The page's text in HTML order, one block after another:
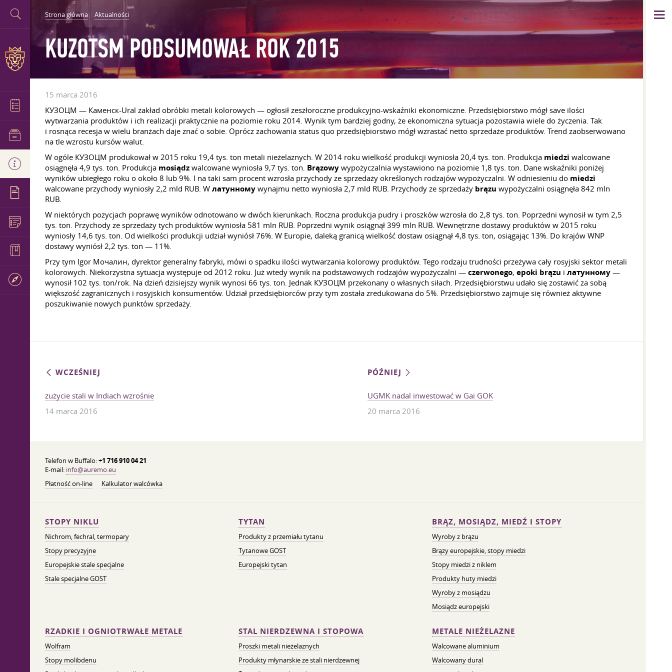
Strona główna Aktualności
KUZOTSM PODSUMOWAŁ ROK 2015
15 marca 2016
КУЗОЦМ — Каменск-Ural zakład obróbki metali kolorowych — ogłosił zeszłoroczne produkcyjno-wskaźniki ekonomiczne. Przedsiębiorstwo mógł save ilości
wytwarzania produktów i ich realizacji praktycznie na poziomie roku 2014. Wynik tym bardziej godny, że ekonomiczna sytuacja pozostawia wiele do życzenia. Tak
i rosnąca recesja w wielu branżach daje znać o sobie. Oprócz zachowania status quo przedsiębiorstwo mógł wzrastać netto sprzedaże produktów. Trend zaobserwowano
na tle wzrostu kursów walut.
W ogóle КУЗОЦМ produkował w 2015 roku 19,4 tys. ton metali nieżelaznych. W 2014 roku wielkość produkcji wyniosła 20,4 tys. ton. Produkcja miedzi walcowane
osiągnęła 4,9 tys. ton. Produkcja mosiądz walcowane wyniosła 9,7 tys. ton. Brązowy wypożyczalnia wystawiono na poziomie 1,8 tys. ton. Dane wskaźniki poniżej
wyników ubiegłego roku o około 8 lub 9%. I na taki sam procent wzrosła przychody ze sprzedaży określonych rodzajów wypożyczalni. W odniesieniu do miedzi
walcowane przychody wyniosły 2,2 mld RUB. W латунному wynajmu netto wyniosła 2,7 mld RUB. Przychody ze sprzedaży brązu wypożyczalni osiągnęła 842 mln
RUB.
W niektórych pozycjach poprawę wyników odnotowano w dwóch kierunkach. Roczna produkcja pudry i proszków wzrosła do 2,8 tys. ton. Poprzedni wynosił w tym 2,5
tys. ton. Przychody ze sprzedaży tych produktów wyniosła 581 mln RUB. Poprzedni wynik osiągnął 399 mln RUB. Wewnętrzne dostawy produktów w 2015 roku
wyniosły 14,6 tys. ton. Od wielkości produkcji udział wyniósł 76%. W Europie, daleką granicą wielkość dostaw osiągnął 4,8 tys. ton, osiągając 13%. Do krajów WNP
dostawy wyniósł 2,2 tys. ton — 11%.
Przy tym Igor Мочалин, dyrektor generalny fabryki, mówi o spadku ilości wytwarzania kolorowy produktów. Tego rodzaju trudności przeżywa cały rosyjski sektor metali
kolorowych. Niekorzystna sytuacja występuje od 2012 roku. Już wtedy wynik na podstawowych rodzajów wypożyczalni — czerwonego, epoki brązu i латунному —
wynosił 102 tys. ton/rok. Na dzień dzisiejszy wynik wynosi 66 tys. ton. Jednak КУЗОЦМ przekonany o własnych siłach. Przedsiębiorstwu udało się zostawić za sobą
większość zagranicznych i rosyjskich konsumentów. Udział przedsiębiorców przy tym została zredukowana do 5%. Przedsiębiorstwo zajmuje się również aktywne
poszukiwanie nowych punktów sprzedaży.
WCZEŚNIEJ
zużycie stali w Indiach wzrośnie
14 marca 2016
PÓŹNIEJ
UGMK nadal inwestować w Gai GOK
20 marca 2016
Telefon w Buffalo:+1 716 910 04 21
E-mail: info@auremo.eu
Płatność on-line
Kalkulator walcówka
STOPY NIKLU
Nichrom, fechral, termopary
Stopy precyzyjne
Europejskie stale specjalne
Stale specjalne GOST
TYTAN
Produkty z przemiału tytanu
Tytanowe GOST
Europejski tytan
BRĄZ, MOSIĄDZ, MIEDŹ I STOPY
Wyroby z brązu
Brązy europejskie, stopy miedzi
Stopy miedzi z niklem
Produkty huty miedzi
Wyroby z mosiądzu
Mosiądz europejski
RZADKIE I OGNIOTRWAŁE METALE
Wolfram
Stopy molibdenu
STAL NIERDZEWNA I STOPOWA
Proszki metali nieżelaznych
Produkty młynarskie ze stali nierdzewnej
METALE NIEŻELAZNE
Walcowane aluminium
Walcowany dural